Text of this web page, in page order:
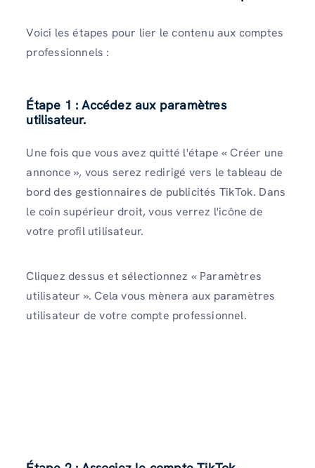
Voici les étapes pour lier le contenu aux comptes
professionnels :
Étape 1 : Accédez aux paramètres
utilisateur.
Une fois que vous avez quitté l'étape « Créer une
annonce », vous serez redirigé vers le tableau de
bord des gestionnaires de publicités TikTok. Dans
le coin supérieur droit, vous verrez l'icône de
votre profil utilisateur.
Cliquez dessus et sélectionnez « Paramètres
utilisateur ». Cela vous mènera aux paramètres
utilisateur de votre compte professionnel.